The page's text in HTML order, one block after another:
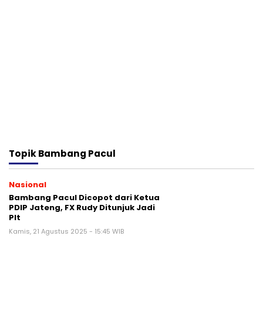
TopikBambang Pacul
Nasional
Bambang Pacul Dicopot dari Ketua
PDIP Jateng, FX Rudy Ditunjuk Jadi
Plt
Kamis, 21 Agustus 2025 - 15:45 WIB